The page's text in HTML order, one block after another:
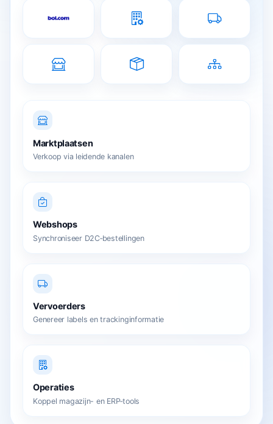
Marktplaatsen
Verkoop via leidende kanalen
Webshops
Synchroniseer D2C‑bestellingen
Vervoerders
Genereer labels en trackinginformatie
Operaties
Koppel magazijn- en ERP‑tools